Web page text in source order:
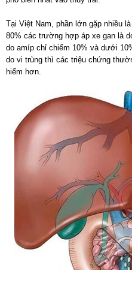
Tại Việt Nam, phần lớn gặp nhiều
80% các trường hợp áp xe gan là
do amíp chỉ chiếm 10% và dưới
do vi trùng thì các triệu chứng
hiểm hơn.